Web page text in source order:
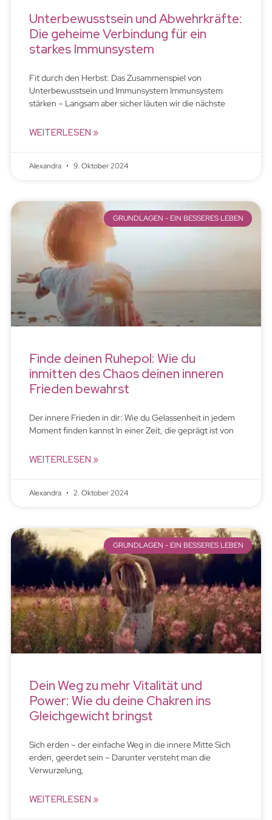
Unterbewusstsein und Abwehrkräfte:
Die geheime Verbindung für ein
starkes Immunsystem
Fit durch den Herbst: Das Zusammenspiel von
Unterbewusstsein und Immunsystem Immunsystem
stärken – Langsam aber sicher läuten wir die nächste
WEITERLESEN »
Alexandra 9. Oktober 2024
GRUNDLAGEN - EIN BESSERES LEBEN
Finde deinen Ruhepol: Wie du
inmitten des Chaos deinen inneren
Frieden bewahrst
Der innere Frieden in dir: Wie du Gelassenheit in jedem
Moment finden kannst In einer Zeit, die geprägt ist von
WEITERLESEN »
Alexandra 2. Oktober 2024
GRUNDLAGEN - EIN BESSERES LEBEN
Dein Weg zu mehr Vitalität und
Power: Wie du deine Chakren ins
Gleichgewicht bringst
Sich erden – der einfache Weg in die innere Mitte Sich
erden, geerdet sein – Darunter versteht man die
Verwurzelung,
WEITERLESEN »